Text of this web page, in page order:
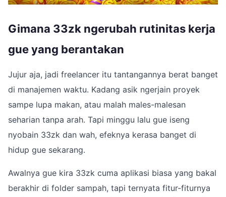
Gimana 33zk ngerubah rutinitas kerja
gue yang berantakan
Jujur aja, jadi freelancer itu tantangannya berat banget
di manajemen waktu. Kadang asik ngerjain proyek
sampe lupa makan, atau malah males-malesan
seharian tanpa arah. Tapi minggu lalu gue iseng
nyobain 33zk dan wah, efeknya kerasa banget di
hidup gue sekarang.
Awalnya gue kira 33zk cuma aplikasi biasa yang bakal
berakhir di folder sampah, tapi ternyata fitur-fiturnya